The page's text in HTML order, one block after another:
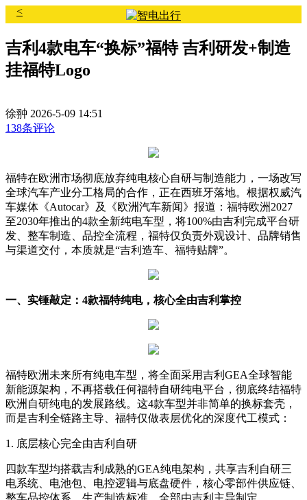
<
吉利4款电车“换标”福特 吉利研发+制造
挂福特Logo
徐翀 2026-5-09 14:51
138条评论
福特在欧洲市场彻底放弃纯电核心自研与制造能力，一场改写
全球汽车产业分工格局的合作，正在西班牙落地。根据权威汽
车媒体《Autocar》及《欧洲汽车新闻》报道：福特欧洲2027
至2030年推出的4款全新纯电车型，将100%由吉利完成平台研
发、整车制造、品控全流程，福特仅负责外观设计、品牌销售
与渠道交付，本质就是“吉利造车、福特贴牌”。
一、实锤敲定：4款福特纯电，核心全由吉利掌控
福特欧洲未来所有纯电车型，将全面采用吉利GEA全球智能
新能源架构，不再搭载任何福特自研纯电平台，彻底终结福特
欧洲自研纯电的发展路线。这4款车型并非简单的换标套壳，
而是吉利全链路主导、福特仅做表层优化的深度代工模式：
1. 底层核心完全由吉利自研
四款车型均搭载吉利成熟的GEA纯电架构，共享吉利自研三
电系统、电池包、电控逻辑与底盘硬件，核心零部件供应链、
整车品控体系、生产制造标准，全部由吉利主导制定。